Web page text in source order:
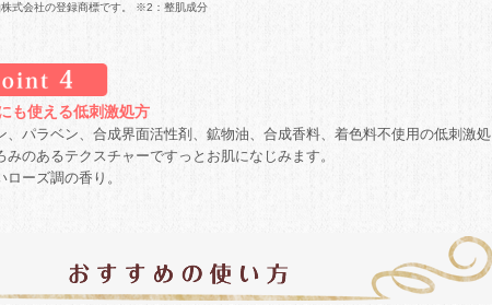
式会社の登録商標です。 ※2： 整肌成分
も使える低刺激処方
、パラベン、合成界面活性剤、鉱物油、合成香料、着色料不使用の低刺激処
みのあるテクスチャーですっとお肌になじみます。
ローズ調の香り。